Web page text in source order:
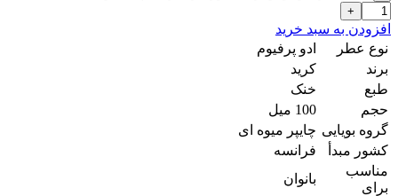
افزودن به سبد خرید
نوع عطر
ادو پرفیوم
برند
کرید
طبع
خنک
حجم
100 میل
گروه بویایی چایپر میوه ای
کشور مبدأ
فرانسه
مناسب
برای
بانوان